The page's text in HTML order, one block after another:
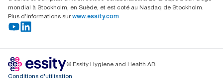
mondial à Stockholm, en Suède, et est coté au Nasdaq de Stockholm.
Plus d’informations sur www.essity.com
© Essity Hygiene and Health AB
Conditions d'utilisation